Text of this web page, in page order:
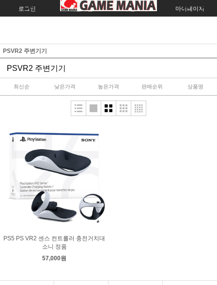
로그인 회원가입 주문조회 마이페이지
PSVR2 주변기기
PSVR2 주변기기
최신순 낮은가격 높은가격 판매순위 상품명
PS5 PS VR2 센스 컨트롤러 충전거치대
소니 정품
57,000원